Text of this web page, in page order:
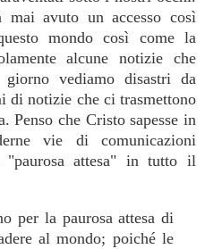
mai avuto un accesso così
mondo così come la
alcune notizie che
giorno vediamo disastri da
di notizie che ci trasmettono
Penso che Cristo sapesse in
vie di comunicazioni
attesa" in tutto il
per la paurosa attesa di
al mondo; poiché le